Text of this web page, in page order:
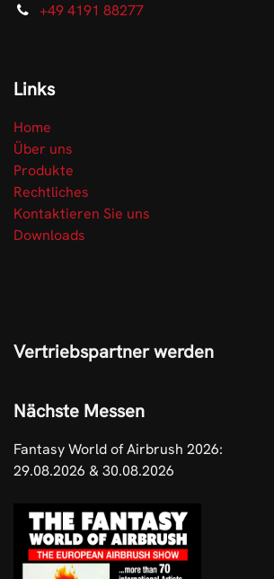
+49 4191 88277
Links
Home
Über uns
Produkte
Rechtliches
Kontaktieren Sie uns
Downloads
Vertriebspartner werden
Nächste Messen
Fantasy World of Airbrush 2026:
29.08.2026 & 30.08.2026